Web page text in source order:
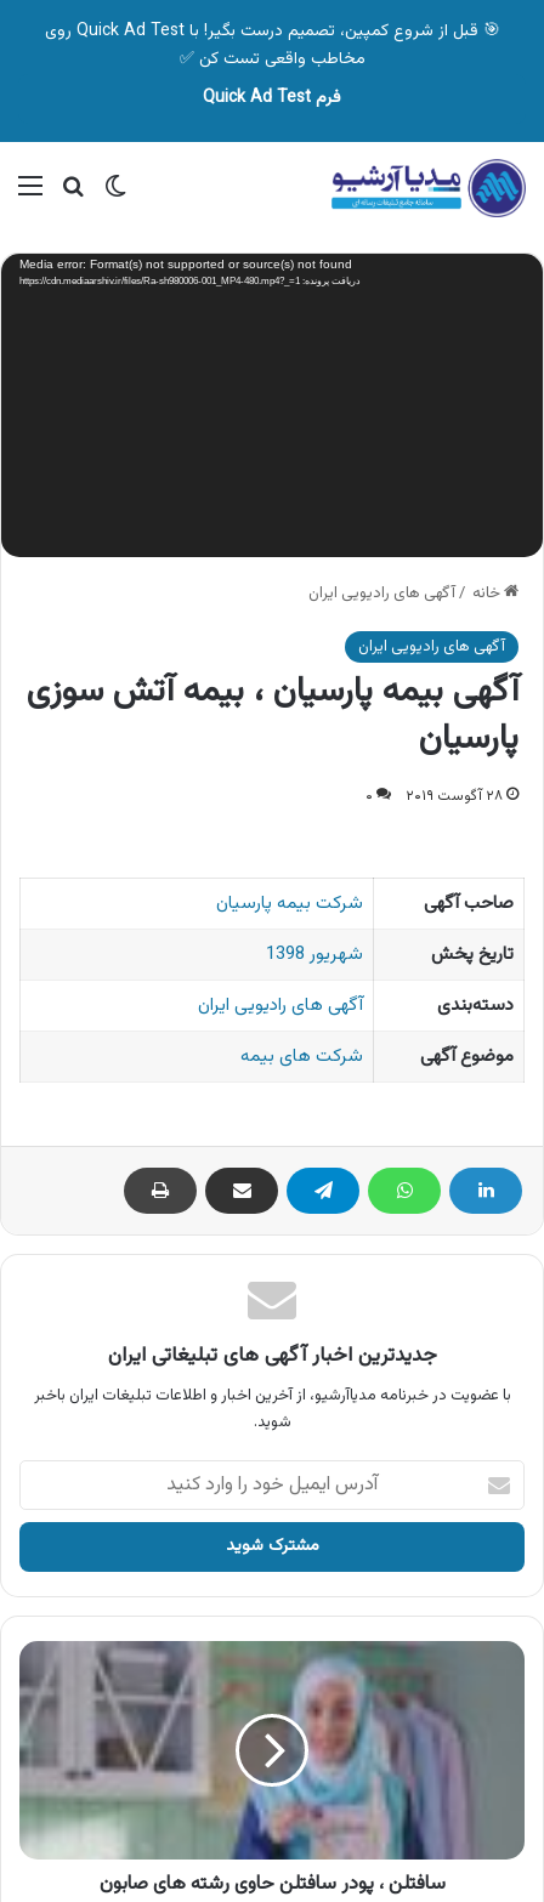
🎯 قبل از شروع کمپین، تصمیم درست بگیر! با Quick Ad Test روی
مخاطب واقعی تست کن ✅
فرم Quick Ad Test
تغییر پوسته
نمایشگر
ویدیو Media error: Format(s) not supported or source(s) not found
دریافت پرونده: https://cdn.mediaarshiv.ir/files/Ra-sh980006-001_MP4-480.mp4?_=1
خانه /آگهی های رادیویی ایران
آگهی های رادیویی ایران
آگهی بیمه پارسیان ، بیمه آتش سوزی
پارسیان
۲۸ آگوست ۲۰۱۹ ۰
صاحب آگهی
شرکت بیمه پارسیان
تاریخ پخش
شهریور 1398
دسته‌بندی
آگهی های رادیویی ایران
موضوع آگهی
شرکت های بیمه
جدیدترین اخبار آگهی های تبلیغاتی ایران
با عضویت در خبرنامه مدیاآرشیو، از آخرین اخبار و اطلاعات تبلیغات ایران باخبر
شوید.
آدرس
ایمیل
خود
وارد
کنید
سافتلن
سافتلن ، پودر سافتلن حاوی رشته های صابون